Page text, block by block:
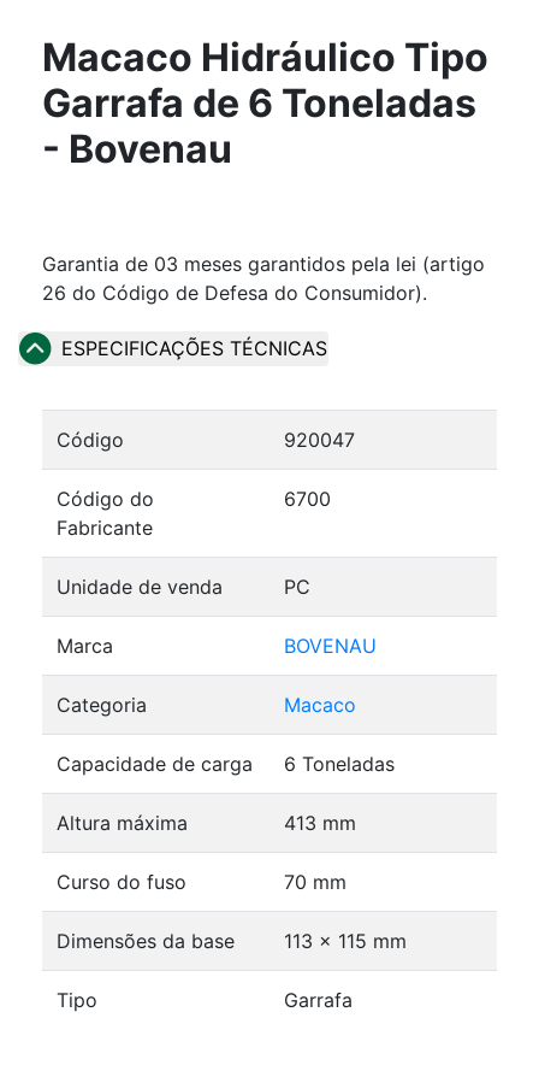
Macaco Hidráulico Tipo
Garrafa de 6 Toneladas
- Bovenau
Garantia de 03 meses garantidos pela lei (artigo
26 do Código de Defesa do Consumidor).
ESPECIFICAÇÕES TÉCNICAS
Código 920047
Código do
Fabricante
6700
Unidade de venda PC
Marca BOVENAU
Categoria Macaco
Capacidade de carga 6 Toneladas
Altura máxima 413 mm
Curso do fuso 70 mm
Dimensões da base 113 x 115 mm
Tipo Garrafa